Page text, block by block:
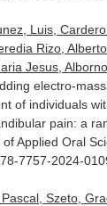
Luis,
Rizo,
Jesus,
electro-
of individuals
pain: a
Applied Oral
7757-2024-
Szeto,